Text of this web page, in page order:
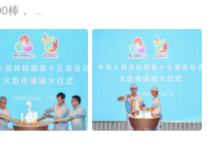
棒， ...